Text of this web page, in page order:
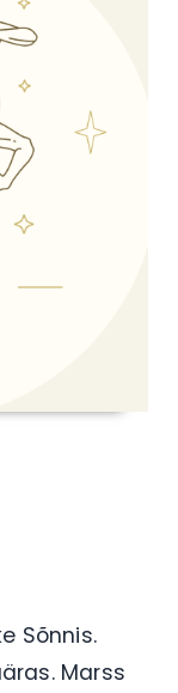
Sõnnis.
Marss